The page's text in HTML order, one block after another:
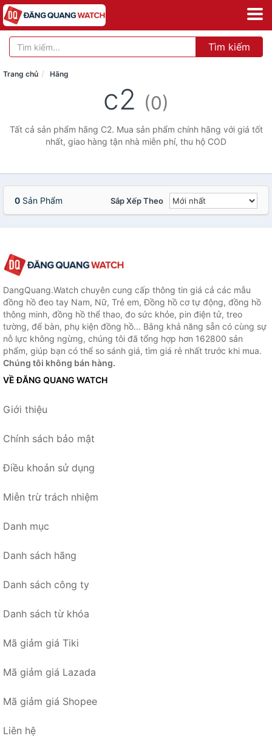
Tìm kiếm
Trang chủ Hãng
c2 (0)
Tất cả sản phẩm hãng C2. Mua sản phẩm chính hãng với giá tốt
nhất, giao hàng tận nhà miễn phí, thu hộ COD
0 Sản Phẩm Sắp Xếp Theo
DangQuang.Watch chuyên cung cấp thông tin giá cả các mẫu
đồng hồ đeo tay Nam, Nữ, Trẻ em, Đồng hồ cơ tự động, đồng hồ
thông minh, đồng hồ thể thao, đo sức khỏe, pin điện tử, treo
tường, để bàn, phụ kiện đồng hồ... Bằng khả năng sẵn có cùng sự
nỗ lực không ngừng, chúng tôi đã tổng hợp hơn 162800 sản
phẩm, giúp bạn có thể so sánh giá, tìm giá rẻ nhất trước khi mua.
Chúng tôi không bán hàng.
VỀ ĐĂNG QUANG WATCH
Giới thiệu
Chính sách bảo mật
Điều khoản sử dụng
Miễn trừ trách nhiệm
Danh mục
Danh sách hãng
Danh sách công ty
Danh sách từ khóa
Mã giảm giá Tiki
Mã giảm giá Lazada
Mã giảm giá Shopee
Liên hệ